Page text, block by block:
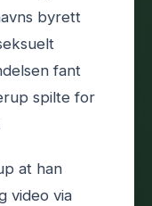
byrett
fant
spilte for
at han
video via